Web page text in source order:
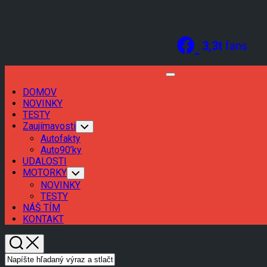
3,3t fans
Expand
DOMOV
Current
Page
Parent
NOVINKY
TESTY
Zaujímavosti Toggle
Child
Menu
Autofakty
Auto90’ky
Current
Page
Parent
UDALOSTI
MOTORKY Toggle
Child
Menu
NOVINKY
TESTY
NÁŠ TÍM
KONTAKT